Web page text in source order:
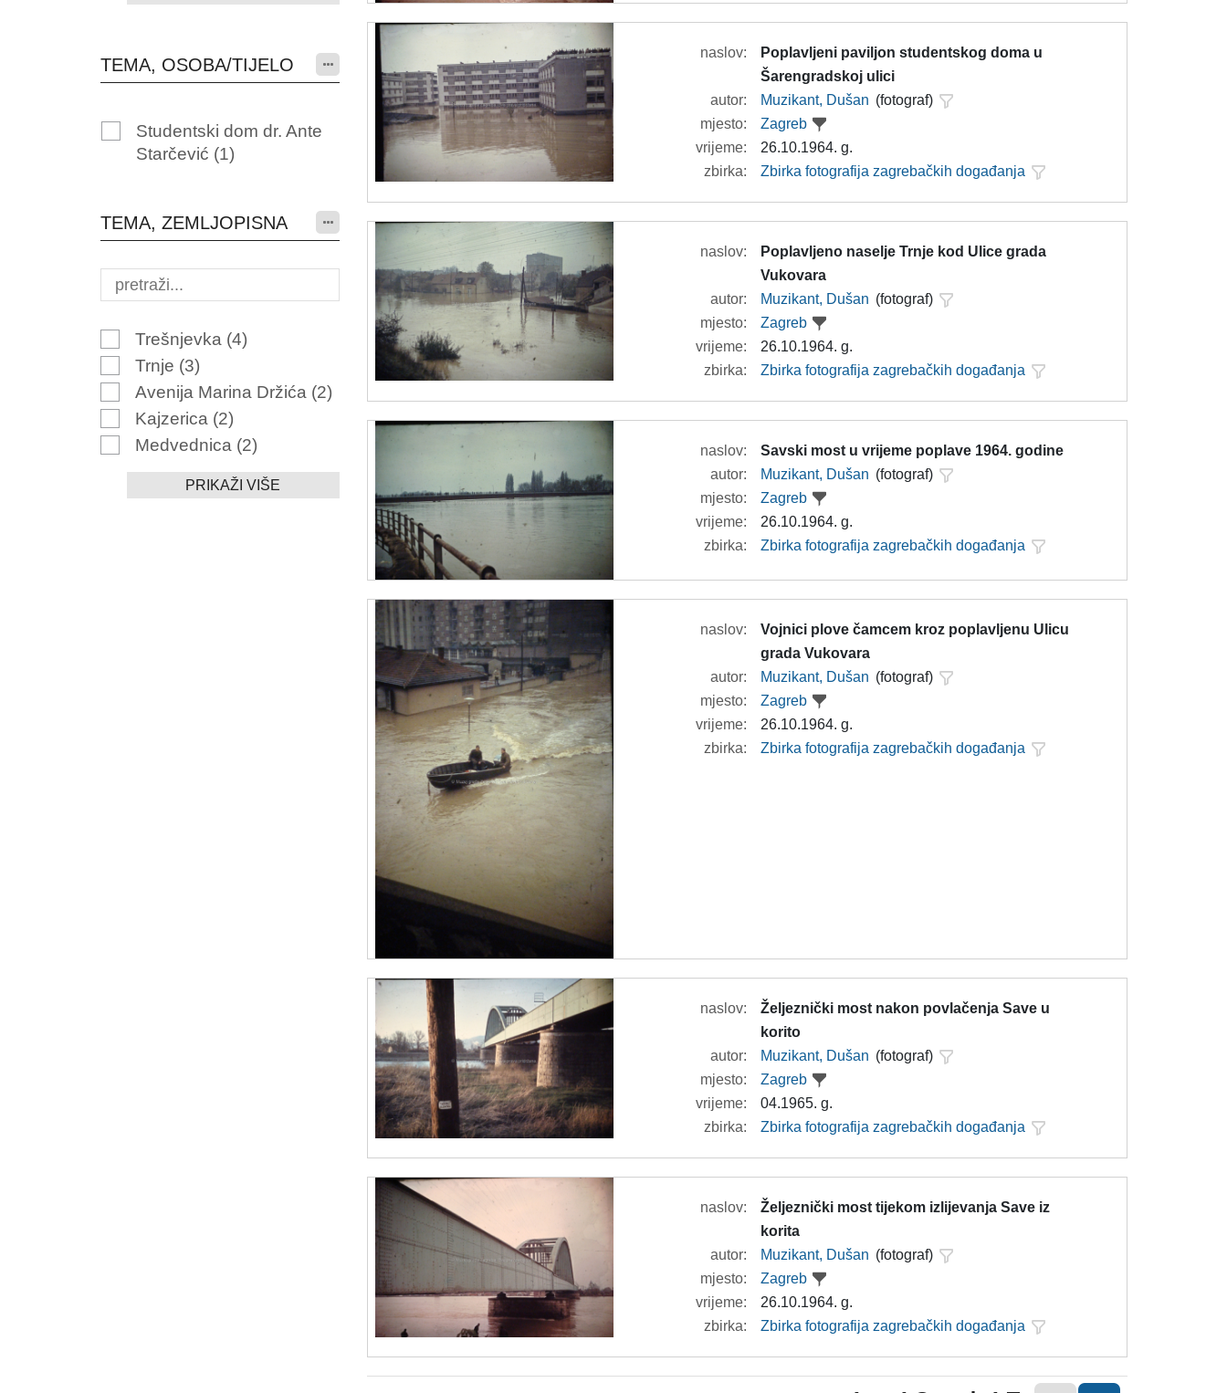
TEMA, OSOBA/TIJELO
Studentski dom dr. Ante
Starčević (1)
TEMA, ZEMLJOPISNA
Trešnjevka (4)
Trnje (3)
Avenija Marina Držića (2)
Kajzerica (2)
Medvednica (2)
PRIKAŽI VIŠE
naslov:
Poplavljeni paviljon studentskog doma u
Šarengradskoj ulici
autor:
Muzikant, Dušan (fotograf)
mjesto:
Zagreb
vrijeme:
26.10.1964. g.
zbirka:
Zbirka fotografija zagrebačkih događanja
naslov:
Poplavljeno naselje Trnje kod Ulice grada
Vukovara
autor:
Muzikant, Dušan (fotograf)
mjesto:
Zagreb
vrijeme:
26.10.1964. g.
zbirka:
Zbirka fotografija zagrebačkih događanja
naslov:
Savski most u vrijeme poplave 1964. godine
autor:
Muzikant, Dušan (fotograf)
mjesto:
Zagreb
vrijeme:
26.10.1964. g.
zbirka:
Zbirka fotografija zagrebačkih događanja
naslov:
Vojnici plove čamcem kroz poplavljenu Ulicu
grada Vukovara
autor:
Muzikant, Dušan (fotograf)
mjesto:
Zagreb
vrijeme:
26.10.1964. g.
zbirka:
Zbirka fotografija zagrebačkih događanja
naslov:
Željeznički most nakon povlačenja Save u
korito
autor:
Muzikant, Dušan (fotograf)
mjesto:
Zagreb
vrijeme:
04.1965. g.
zbirka:
Zbirka fotografija zagrebačkih događanja
naslov:
Željeznički most tijekom izlijevanja Save iz
korita
autor:
Muzikant, Dušan (fotograf)
mjesto:
Zagreb
vrijeme:
26.10.1964. g.
zbirka:
Zbirka fotografija zagrebačkih događanja